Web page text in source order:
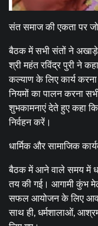
संत समाज की एकता पर
बैठक में सभी संतों ने अखाड़े
श्री महंत रविंद्र पुरी ने
कल्याण के लिए कार्य
नियमों का पालन करना
शुभकामनाएं देते हुए कहा कि
निर्वहन करें।
धार्मिक और सामाजिक
बैठक में आने वाले समय में
तय की गई। आगामी कुंभ
सफल आयोजन के लिए
साथ ही, धर्मशालाओं,